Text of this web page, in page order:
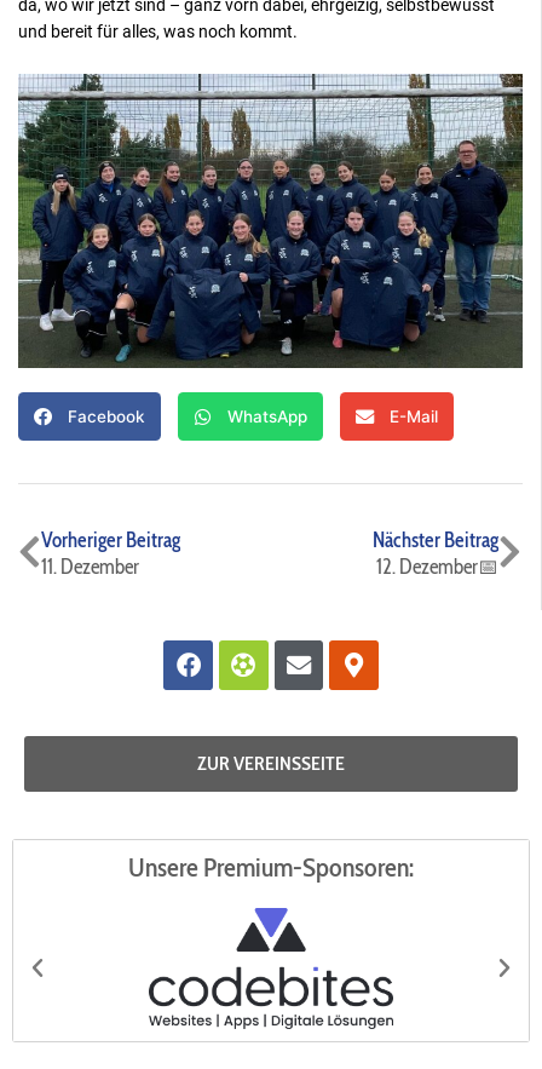
da, wo wir jetzt sind – ganz vorn dabei, ehrgeizig, selbstbewusst
und bereit für alles, was noch kommt.
Facebook WhatsApp E-Mail
Zurück
Vorheriger Beitrag
11. Dezember
Nächster Beitrag
12. Dezember📅
Facebook
FutbolEnvelope
Map-
marker-
alt
ZUR VEREINSSEITE
Unsere Premium-Sponsoren: